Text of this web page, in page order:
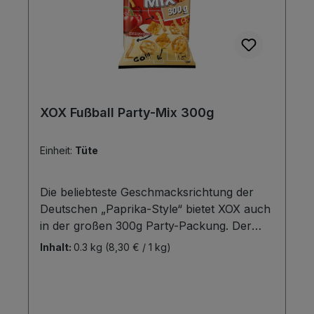
XOX Fußball Party-Mix 300g
Einheit: Tüte
Die beliebteste Geschmacksrichtung der
Deutschen „Paprika-Style“ bietet XOX auch
in der großen 300g Party-Packung. Der
XOX Party-Mix 300g verspricht ein
Inhalt: 0.3 kg (8,30 € / 1 kg)